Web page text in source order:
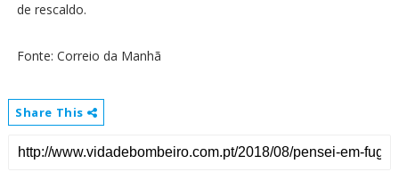
de rescaldo.
Fonte: Correio da Manhã
Share This